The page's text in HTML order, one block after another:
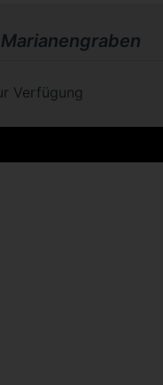
Marianengraben
Verfügung